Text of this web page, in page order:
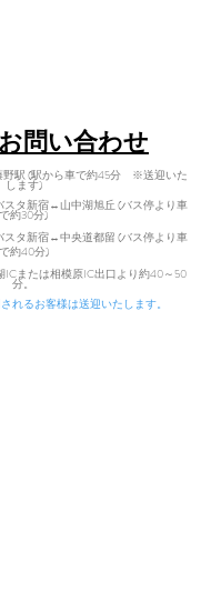
ロー頂けますと幸いで
リトリート うずまの
リトリート うずまの
のちゃんねる
問い合わせ
野駅 (駅から車で約45分 ※送迎いた
します)
スタ新宿↔山中湖旭丘 (バス停より車
で約30分)
スタ新宿↔中央道都留 (バス停より車
で約40分)
ICまたは相模原IC出口より約40～50
分。
れるお客様は送迎いたします。